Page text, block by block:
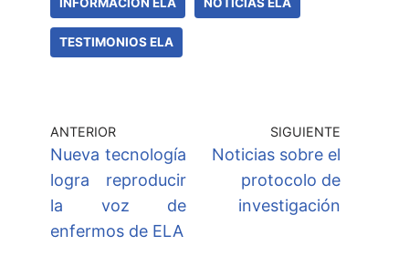
INFORMACIÓN ELA NOTICIAS ELA
TESTIMONIOS ELA
ANTERIOR
Nueva tecnología
logra reproducir
la voz de
enfermos de ELA
SIGUIENTE
Noticias sobre el
protocolo de
investigación